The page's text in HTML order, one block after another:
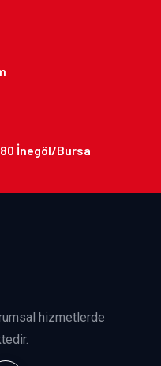
İnegöl/Bursa
hizmetlerde